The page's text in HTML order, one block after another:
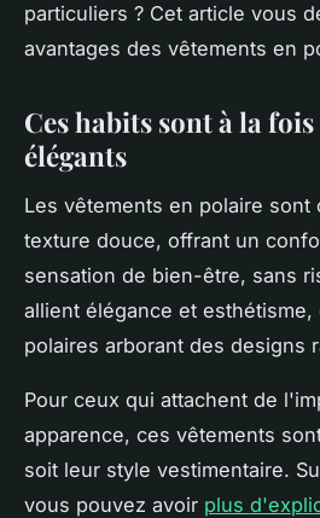
particuliers ? Cet article vous
avantages des vêtements en
Ces habits sont à la
élégants
Les vêtements en polaire sont
texture douce, offrant un
sensation de bien-être, sans
allient élégance et esthétisme,
polaires arborant des designs
Pour ceux qui attachent de
apparence, ces vêtements
soit leur style vestimentaire.
vous pouvez avoir plus